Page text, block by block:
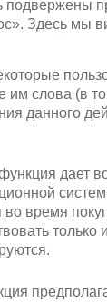
Здесь мы
слова (в
данного
дает
время